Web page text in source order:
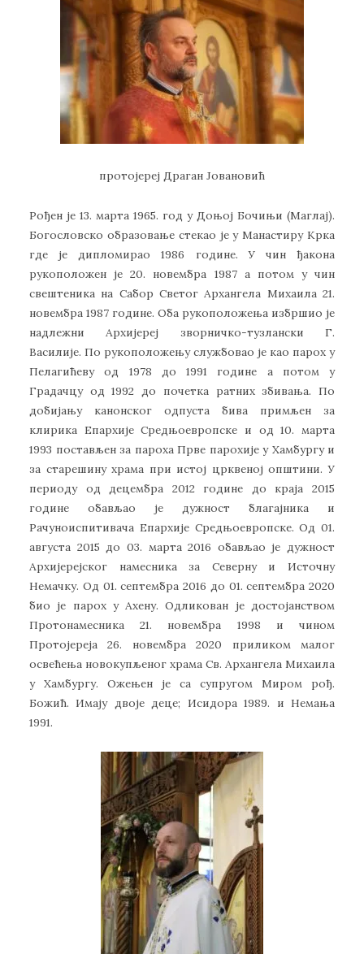
протојереј Драган Јовановић
Рођен је 13. марта 1965. год у Доњој Бочињи (Маглај).
Богословско образовање стекао је у Манастиру Крка
где је дипломирао 1986 године. У чин ђакона
рукоположен је 20. новембра 1987 а потом у чин
свештеника на Сабор Светог Архангела Михаила 21.
новембра 1987 године. Оба рукоположења избршио је
надлежни Архијереј зворничко-тузлански Г.
Василије. По рукоположењу службовао је као парох у
Пелагићеву од 1978 до 1991 године а потом у
Градачцу од 1992 до почетка ратних збивања. По
добијању канонског одпуста бива примљен за
клирика Епархије Средњоевропске и од 10. марта
1993 постављен за пароха Прве парохије у Хамбургу и
за старешину храма при истој црквеној општини. У
периоду од децембра 2012 године до краја 2015
године обављао је дужност благајника и
Рачуноиспитивача Епархије Средњоевропске. Од 01.
августа 2015 до 03. марта 2016 обављао је дужност
Архијерејског намесника за Северну и Источну
Немачку. Од 01. септембра 2016 до 01. септембра 2020
био је парох у Ахену. Одликован је достојанством
Протонамесника 21. новембра 1998 и чином
Протојереја 26. новембра 2020 приликом малог
освећења новокупљеног храма Св. Архангела Михаила
у Хамбургу. Ожењен је са супругом Миром рођ.
Божић. Имају двоје деце; Исидора 1989. и Немања
1991.